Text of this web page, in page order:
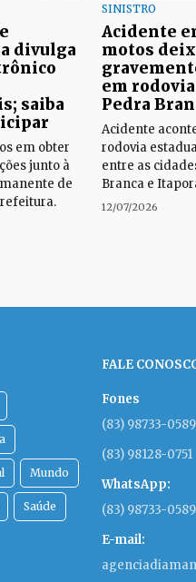
divulga
saiba
em obter
junto à
de
SINISTRO
Acidente
motos
em
Pedra
Acidente
rodovia
entre as
Branca e
12/07/2026
Mundo
Saúde
FALE
Fones
(83) 98733-0589
(83) 98128-0751
WhatsApp:
(83) 98733-0589
E-mail: